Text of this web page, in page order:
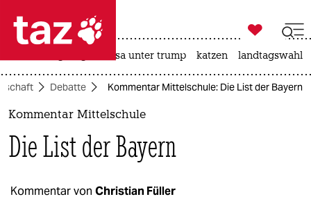
 taz zahl ich
taz zahl ich
politik
öko

taz zahl ich
usa unter trump katzen landtagswahl
Debatte Kommentar Mittelschule: Die List der Bayern
Kommentar Mittelschule
Die List der Bayern
Kommentar von Christian Füller